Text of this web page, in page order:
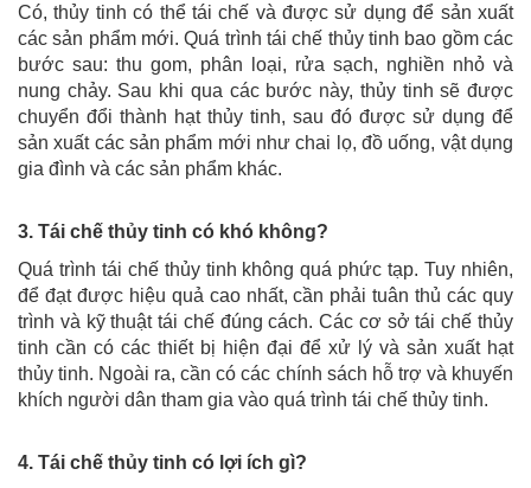
Có, thủy tinh có thể tái chế và được sử dụng để sản xuất
các sản phẩm mới. Quá trình tái chế thủy tinh bao gồm các
bước sau: thu gom, phân loại, rửa sạch, nghiền nhỏ và
nung chảy. Sau khi qua các bước này, thủy tinh sẽ được
chuyển đổi thành hạt thủy tinh, sau đó được sử dụng để
sản xuất các sản phẩm mới như chai lọ, đồ uống, vật dụng
gia đình và các sản phẩm khác.
3. Tái chế thủy tinh có khó không?
Quá trình tái chế thủy tinh không quá phức tạp. Tuy nhiên,
để đạt được hiệu quả cao nhất, cần phải tuân thủ các quy
trình và kỹ thuật tái chế đúng cách. Các cơ sở tái chế thủy
tinh cần có các thiết bị hiện đại để xử lý và sản xuất hạt
thủy tinh. Ngoài ra, cần có các chính sách hỗ trợ và khuyến
khích người dân tham gia vào quá trình tái chế thủy tinh.
4. Tái chế thủy tinh có lợi ích gì?